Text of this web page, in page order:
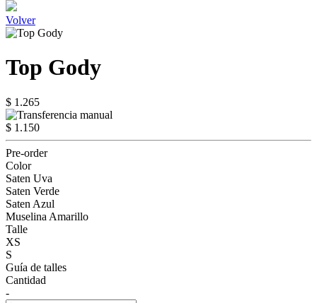
Volver
Top Gody
$ 1.265
$ 1.150
Pre-order
Color
Saten Uva
Saten Verde
Saten Azul
Muselina Amarillo
Talle
XS
S
Guía de talles
Cantidad
-